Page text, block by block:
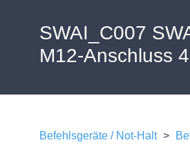
SWAI_C007
M12-Anschluss
Befehlsgeräte / Not-Halt >